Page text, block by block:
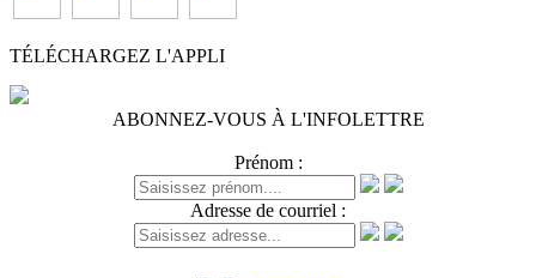
TÉLÉCHARGEZ L'APPLI
ABONNEZ-VOUS À L'INFOLETTRE
Prénom :
Adresse de courriel :